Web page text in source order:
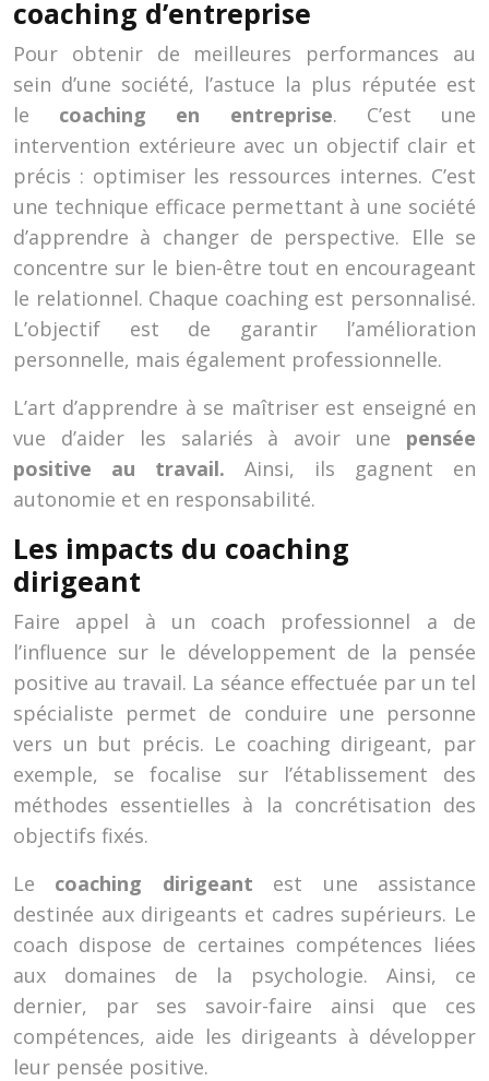
coaching d’entreprise
Pour obtenir de meilleures performances au
sein d’une société, l’astuce la plus réputée est
le coaching en entreprise. C’est une
intervention extérieure avec un objectif clair et
précis : optimiser les ressources internes. C’est
une technique efficace permettant à une société
d’apprendre à changer de perspective. Elle se
concentre sur le bien-être tout en encourageant
le relationnel. Chaque coaching est personnalisé.
L’objectif est de garantir l’amélioration
personnelle, mais également professionnelle.
L’art d’apprendre à se maîtriser est enseigné en
vue d’aider les salariés à avoir une pensée
positive au travail. Ainsi, ils gagnent en
autonomie et en responsabilité.
Les impacts du coaching
dirigeant
Faire appel à un coach professionnel a de
l’influence sur le développement de la pensée
positive au travail. La séance effectuée par un tel
spécialiste permet de conduire une personne
vers un but précis. Le coaching dirigeant, par
exemple, se focalise sur l’établissement des
méthodes essentielles à la concrétisation des
objectifs fixés.
Le coaching dirigeant est une assistance
destinée aux dirigeants et cadres supérieurs. Le
coach dispose de certaines compétences liées
aux domaines de la psychologie. Ainsi, ce
dernier, par ses savoir-faire ainsi que ces
compétences, aide les dirigeants à développer
leur pensée positive.